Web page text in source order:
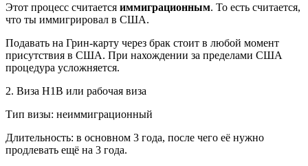
Этот процесс считается иммиграционным. То есть считается,
что ты иммигрировал в США.
Подавать на Грин-карту через брак стоит в любой момент
присутствия в США. При нахождении за пределами США
процедура усложняется.
2. Виза H1B или рабочая виза
Тип визы: неиммиграционный
Длительность: в основном 3 года, после чего её нужно
продлевать ещё на 3 года.